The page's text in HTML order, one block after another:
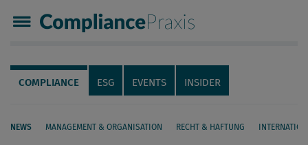
Compliance Praxis
Servicenavigation
Navigation
COMPLIANCE ESG EVENTS INSIDER
NEWS MANAGEMENT & ORGANISATION RECHT & HAFTUNG